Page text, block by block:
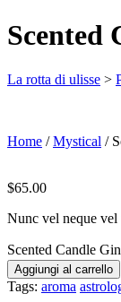
Scented
La rotta di ulisse >
Home /Mystical /
$65.00
Nunc vel neque
Scented Candle
Aggiungi al carrello
Tags: aroma